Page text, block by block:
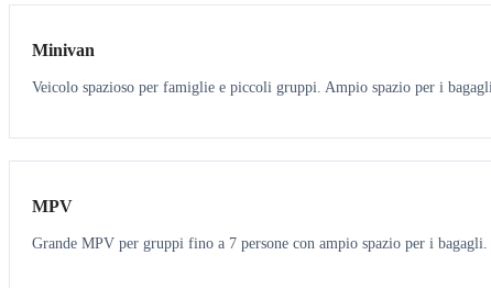
Minivan
Veicolo spazioso per famiglie e piccoli gruppi. Ampio spazio per i bagagli.
7 7
MPV
Grande MPV per gruppi fino a 7 persone con ampio spazio per i